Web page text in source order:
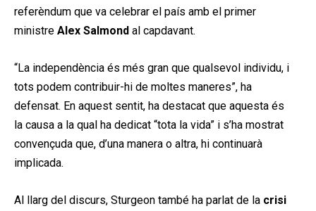
referèndum que va celebrar el país amb el primer
ministre Alex Salmond al capdavant.
“La independència és més gran que qualsevol individu, i
tots podem contribuir-hi de moltes maneres”, ha
defensat. En aquest sentit, ha destacat que aquesta és
la causa a la qual ha dedicat “tota la vida” i s’ha mostrat
convençuda que, d’una manera o altra, hi continuarà
implicada.
Al llarg del discurs, Sturgeon també ha parlat de la crisi